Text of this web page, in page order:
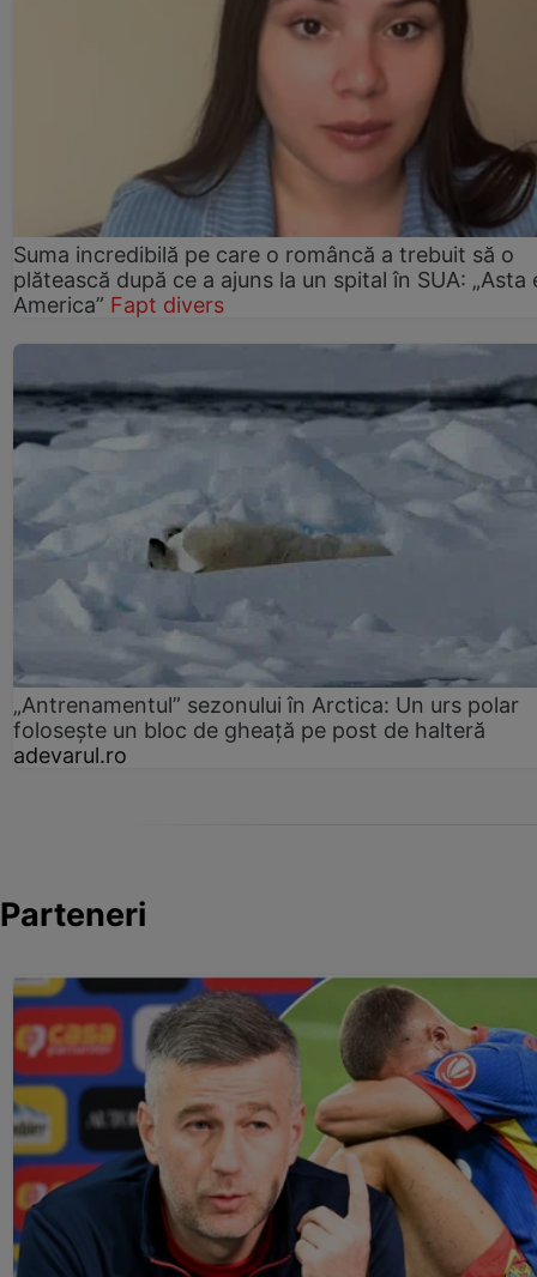
Suma incredibilă pe care o româncă a trebuit să o
plătească după ce a ajuns la un spital în SUA: „Asta
America” Fapt divers
„Antrenamentul” sezonului în Arctica: Un urs polar
folosește un bloc de gheață pe post de halteră
adevarul.ro
Parteneri